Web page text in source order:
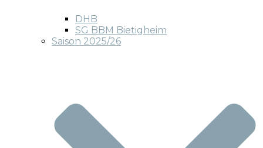
DHB
SG BBM Bietigheim
Saison 2025/26